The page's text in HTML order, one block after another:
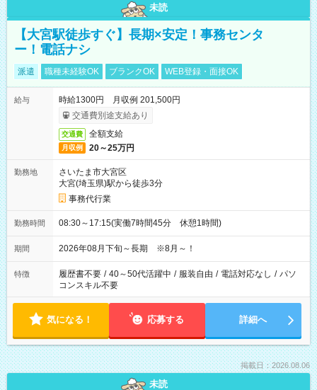
未読
【大宮駅徒歩すぐ】長期×安定！事務センタ
ー！電話ナシ
派遣 職種未経験OK ブランクOK WEB登録・面接OK
給与
時給1300円 月収例 201,500円
交通費別途支給あり
交通費 全額支給
月収例 20～25万円
勤務地
さいたま市大宮区
大宮(埼玉県)駅から徒歩3分
事務代行業
勤務時間 08:30～17:15(実働7時間45分 休憩1時間)
期間 2026年08月下旬～長期 ※8月～！
特徴 履歴書不要 / 40～50代活躍中 / 服装自由 / 電話対応なし / パソ
コンスキル不要
気になる！ 応募する 詳細へ
掲載日：2026.08.06
未読